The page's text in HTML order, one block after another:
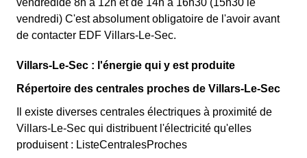
vendredide 8h à 12h et de 14h à 16h30 (15h30 le
vendredi) C'est absolument obligatoire de l'avoir avant
de contacter EDF Villars-Le-Sec.
Villars-Le-Sec : l'énergie qui y est produite
Répertoire des centrales proches de Villars-Le-Sec
Il existe diverses centrales électriques à proximité de
Villars-Le-Sec qui distribuent l'électricité qu'elles
produisent : ListeCentralesProches